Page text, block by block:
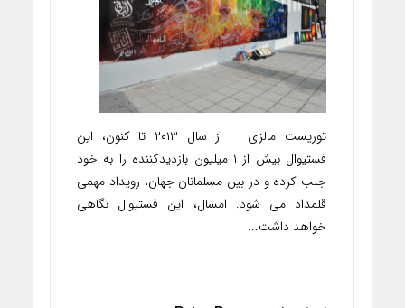
توریست مالزی – از سال ۲۰۱۳ تا کنون، این
فستیوال بیش از ۱ میلیون بازدیدکننده را به خود
جلب کرده و در بین مسلمانان جهان، رویداد مهمی
قلمداد می شود. امسال، این فستیوال نگاهی
خواهد داشت...